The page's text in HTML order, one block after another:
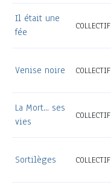
Il était une
fée
COLLECTIF
Venise noire COLLECTIF
La Mort... ses
vies
COLLECTIF
Sortilèges COLLECTIF